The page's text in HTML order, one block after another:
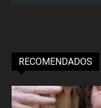
RECOMENDADOS